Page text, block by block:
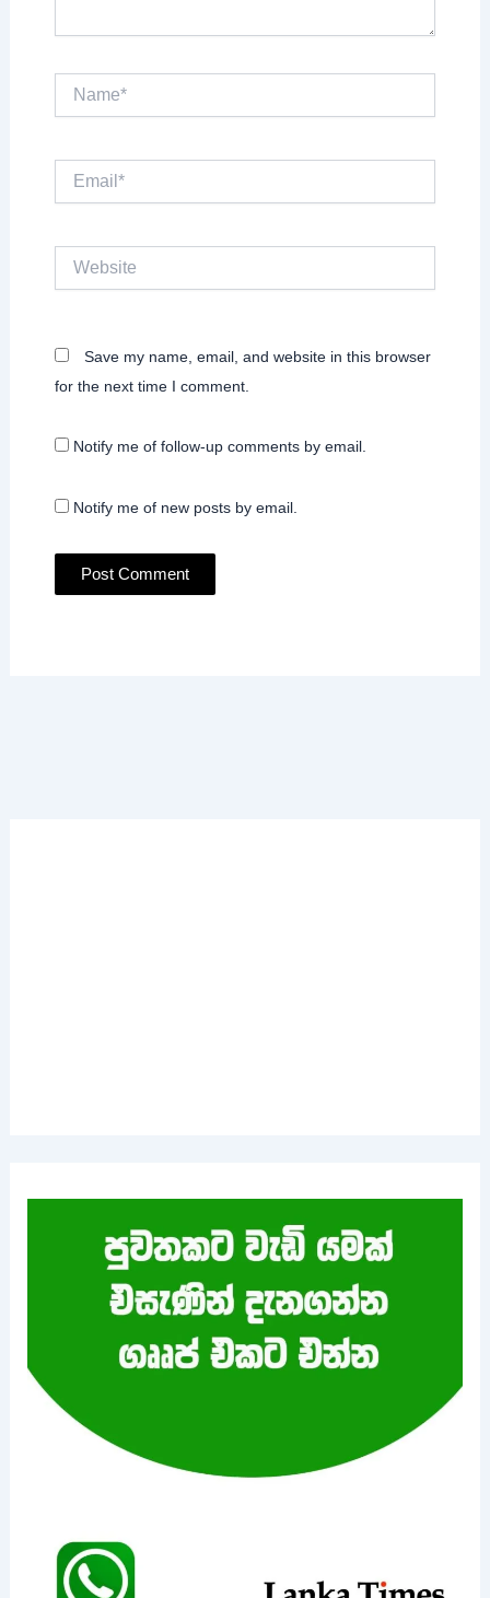
Name*
Save my name, email, and website in this browser
for the next time I comment.
Notify me of follow-up comments by email.
Notify me of new posts by email.